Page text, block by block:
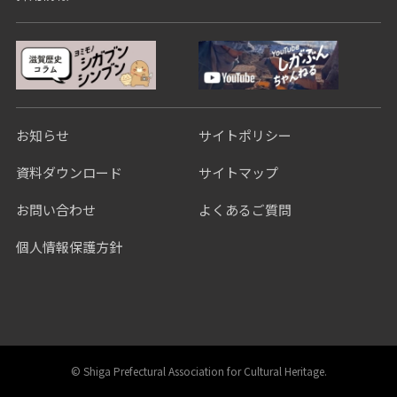
お知らせ
サイトポリシー
資料ダウンロード
サイトマップ
お問い合わせ
よくあるご質問
個人情報保護方針
©︎ Shiga Prefectural Association for Cultural Heritage.